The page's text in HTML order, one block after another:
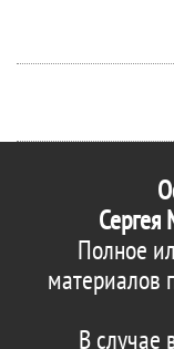
Полное
материалов
В случае